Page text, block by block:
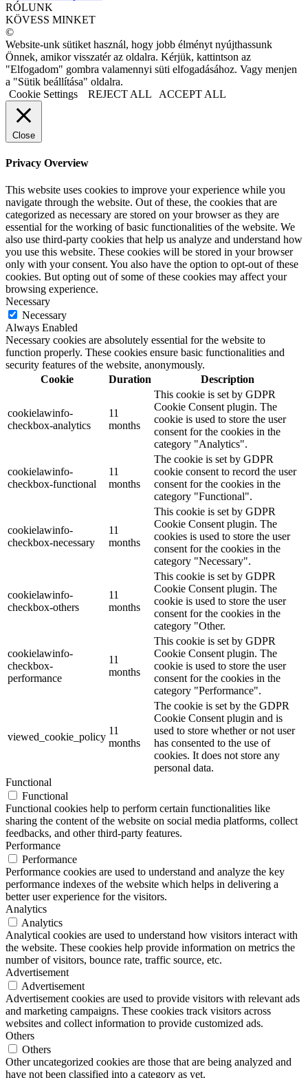
RÓLUNK
KÖVESS MINKET
©
Website-unk sütiket használ, hogy jobb élményt nyújthassunk
Önnek, amikor visszatér az oldalra. Kérjük, kattintson az
"Elfogadom" gombra valamennyi süti elfogadásához. Vagy menjen
a "Sütik beállítása" oldalra.
Cookie Settings
REJECT ALL ACCEPT ALL
Close
Privacy Overview
This website uses cookies to improve your experience while you
navigate through the website. Out of these, the cookies that are
categorized as necessary are stored on your browser as they are
essential for the working of basic functionalities of the website. We
also use third-party cookies that help us analyze and understand how
you use this website. These cookies will be stored in your browser
only with your consent. You also have the option to opt-out of these
cookies. But opting out of some of these cookies may affect your
browsing experience.
Necessary
Necessary
Always Enabled
Necessary cookies are absolutely essential for the website to
function properly. These cookies ensure basic functionalities and
security features of the website, anonymously.
Cookie
Duration Description
cookielawinfo-
checkbox-analytics
11
months
This cookie is set by GDPR
Cookie Consent plugin. The
cookie is used to store the user
consent for the cookies in the
category "Analytics".
cookielawinfo-
checkbox-functional
11
months
The cookie is set by GDPR
cookie consent to record the user
consent for the cookies in the
category "Functional".
cookielawinfo-
checkbox-necessary
11
months
This cookie is set by GDPR
Cookie Consent plugin. The
cookies is used to store the user
consent for the cookies in the
category "Necessary".
cookielawinfo-
checkbox-others
11
months
This cookie is set by GDPR
Cookie Consent plugin. The
cookie is used to store the user
consent for the cookies in the
category "Other.
cookielawinfo-
checkbox-
performance
11
months
This cookie is set by GDPR
Cookie Consent plugin. The
cookie is used to store the user
consent for the cookies in the
category "Performance".
viewed_cookie_policy
11
months
The cookie is set by the GDPR
Cookie Consent plugin and is
used to store whether or not user
has consented to the use of
cookies. It does not store any
personal data.
Functional
Functional
Functional cookies help to perform certain functionalities like
sharing the content of the website on social media platforms, collect
feedbacks, and other third-party features.
Performance
Performance
Performance cookies are used to understand and analyze the key
performance indexes of the website which helps in delivering a
better user experience for the visitors.
Analytics
Analytics
Analytical cookies are used to understand how visitors interact with
the website. These cookies help provide information on metrics the
number of visitors, bounce rate, traffic source, etc.
Advertisement
Advertisement
Advertisement cookies are used to provide visitors with relevant ads
and marketing campaigns. These cookies track visitors across
websites and collect information to provide customized ads.
Others
Others
Other uncategorized cookies are those that are being analyzed and
have not been classified into a category as yet.